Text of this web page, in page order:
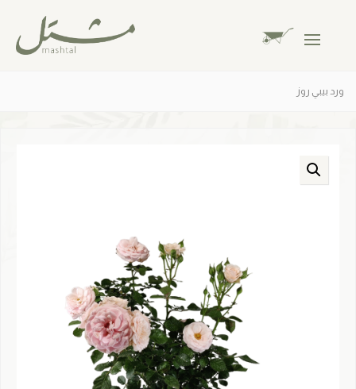
ورد بيبي روز